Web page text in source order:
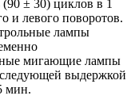
± 30) циклов в 1
и левого поворотов.
лампы
мигающие лампы
выдержкой
мин.